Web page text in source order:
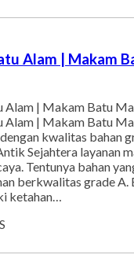
Alam | Makam
Alam | Makam Batu
Alam | Makam Batu
kwalitas bahan
Sejahtera layanan
Tentunya bahan
berkwalitas grade A.
ketahan…